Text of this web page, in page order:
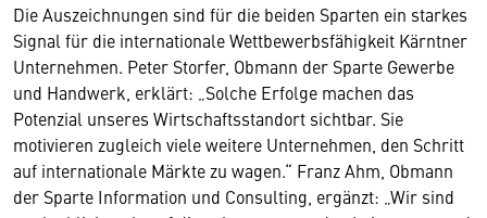
Die Auszeichnungen sind für die beiden Sparten ein starkes
Signal für die internationale Wettbewerbsfähigkeit Kärntner
Unternehmen. Peter Storfer, Obmann der Sparte Gewerbe
und Handwerk, erklärt: „Solche Erfolge machen das
Potenzial unseres Wirtschaftsstandort sichtbar. Sie
motivieren zugleich viele weitere Unternehmen, den Schritt
auf internationale Märkte zu wagen.“ Franz Ahm, Obmann
der Sparte Information und Consulting, ergänzt: „Wir sind